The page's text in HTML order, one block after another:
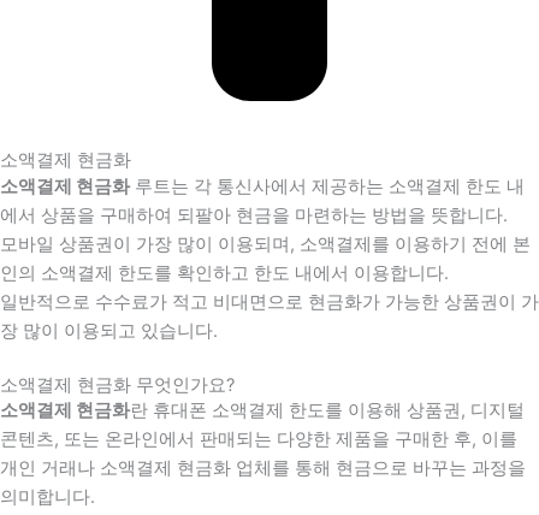
소액결제 현금화
소액결제 현금화루트는 각 통신사에서 제공하는 소액결제 한도 내
에서 상품을 구매하여 되팔아 현금을 마련하는 방법을 뜻합니다.
모바일 상품권이 가장 많이 이용되며, 소액결제를 이용하기 전에 본
인의 소액결제 한도를 확인하고 한도 내에서 이용합니다.
일반적으로 수수료가 적고 비대면으로 현금화가 가능한 상품권이 가
장 많이 이용되고 있습니다.
소액결제 현금화 무엇인가요?
소액결제 현금화란 휴대폰 소액결제 한도를 이용해 상품권, 디지털
콘텐츠, 또는 온라인에서 판매되는 다양한 제품을 구매한 후, 이를
개인 거래나 소액결제 현금화 업체를 통해 현금으로 바꾸는 과정을
의미합니다.